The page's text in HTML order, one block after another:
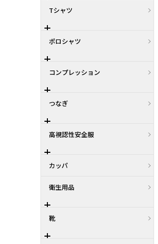
Tシャツ
ポロシャツ
コンプレッション
つなぎ
高視認性安全服
カッパ
衛生用品
靴